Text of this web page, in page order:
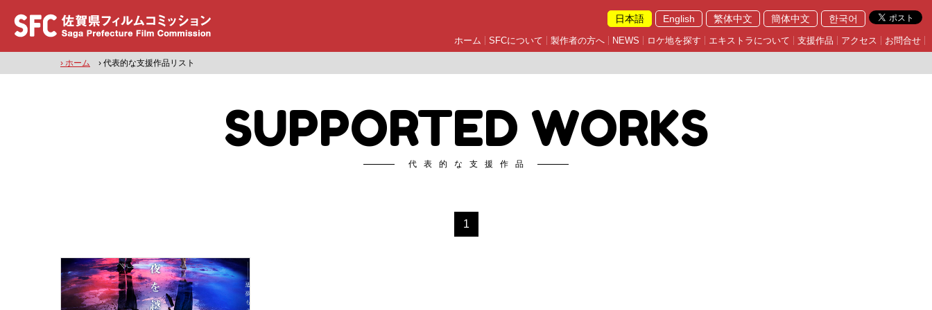
日本語 English 繁体中文 簡体中文 한국어
ホーム SFCについて 製作者の方へ NEWS ロケ地を探す エキストラについて 支援作品 アクセス お問合せ
› ホーム › 代表的な支援作品リスト
SUPPORTED WORKS
代表的な支援作品
1